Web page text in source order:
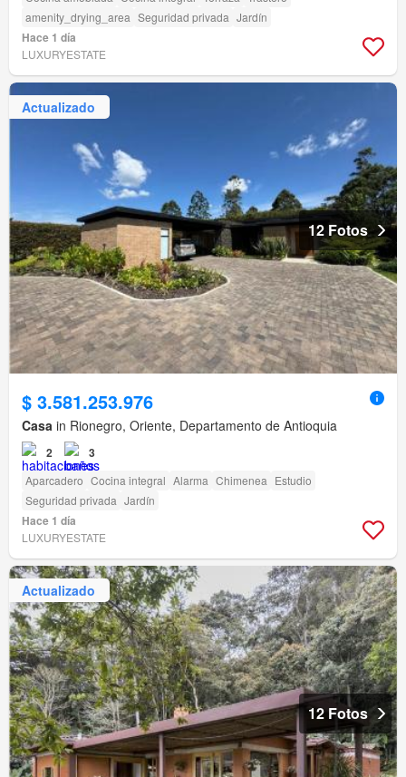
amenity_drying_area Seguridad privada Jardín
Hace 1 día
LUXURYESTATE
Actualizado
12 Fotos
$ 3.581.253.976
Casa in Rionegro, Oriente, Departamento de Antioquia
2 3
Aparcadero Cocina integral Alarma Chimenea Estudio
Seguridad privada Jardín
Hace 1 día
LUXURYESTATE
Actualizado
12 Fotos